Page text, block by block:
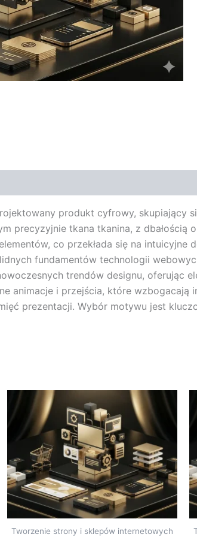
produkt cyfrowy, skupiający
precyzyjnie tkana tkanina, z
co przekłada się na
fundamentów technologii
trendów designu,
animacje i przejścia, które wzbogacają
prezentacji. Wybór motywu jest
Tworzenie strony i sklepów internetowych